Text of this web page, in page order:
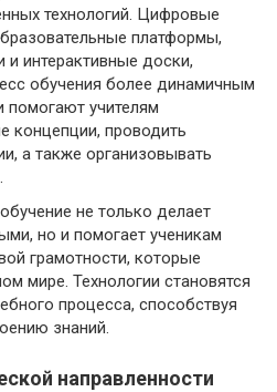
технологий. Цифровые
платформы,
и интерактивные доски,
обучения более динамичным
помогают учителям
концепции, проводить
а также организовывать
не только делает
но и помогает ученикам
грамотности, которые
мире. Технологии становятся
процесса, способствуя
знаний.
направленности